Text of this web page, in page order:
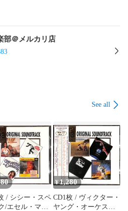
部＠メルカリ店
See all
/ シシー・スペ
/エセル・マー
¥1,280
CD1枚 / ヴィクター・
ヤング・オーケスト